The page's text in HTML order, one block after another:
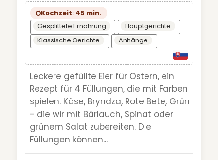
Kochzeit: 45 min.
Gesplittete Ernährung
Hauptgerichte
Klassische Gerichte
Anhänge
Leckere gefüllte Eier für Ostern, ein
Rezept für 4 Füllungen, die mit Farben
spielen. Käse, Bryndza, Rote Bete, Grün
- die wir mit Bärlauch, Spinat oder
grünem Salat zubereiten. Die
Füllungen können...